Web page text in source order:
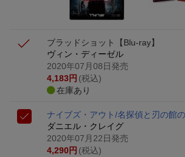
ブラッドショット【Blu-ray】
ヴィン・ディーゼル
2020年07月08日発売
4,183円 (税込)
在庫あり
ナイブズ・アウト/名探偵と刃の館
ダニエル・クレイグ
2020年07月22日発売
4,290円 (税込)